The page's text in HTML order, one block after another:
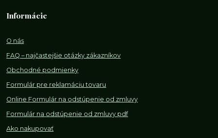
Informácie
O nás
FAQ – najčastejšie otázky zákazníkov
Obchodné podmienky
Formulár pre reklamáciu tovaru
Online Formulár na odstúpenie od zmluvy
Formulár na odstúpenie od zmluvy pdf
Ako nakupovať